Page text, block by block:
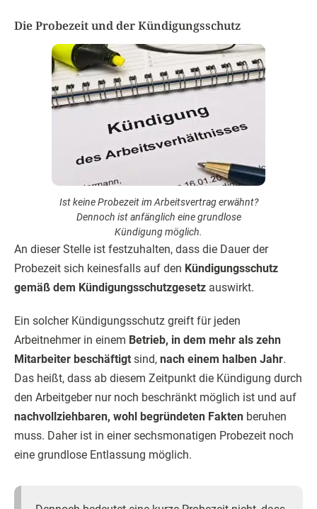
Die Probezeit und der Kündigungsschutz
Ist keine Probezeit im Arbeitsvertrag erwähnt?
Dennoch ist anfänglich eine grundlose
Kündigung möglich.
An dieser Stelle ist festzuhalten, dass die Dauer der
Probezeit sich keinesfalls auf den Kündigungsschutz
gemäß dem Kündigungsschutzgesetz auswirkt.
Ein solcher Kündigungsschutz greift für jeden
Arbeitnehmer in einem Betrieb, in dem mehr als zehn
Mitarbeiter beschäftigt sind, nach einem halben Jahr.
Das heißt, dass ab diesem Zeitpunkt die Kündigung durch
den Arbeitgeber nur noch beschränkt möglich ist und auf
nachvollziehbaren, wohl begründeten Fakten beruhen
muss. Daher ist in einer sechsmonatigen Probezeit noch
eine grundlose Entlassung möglich.